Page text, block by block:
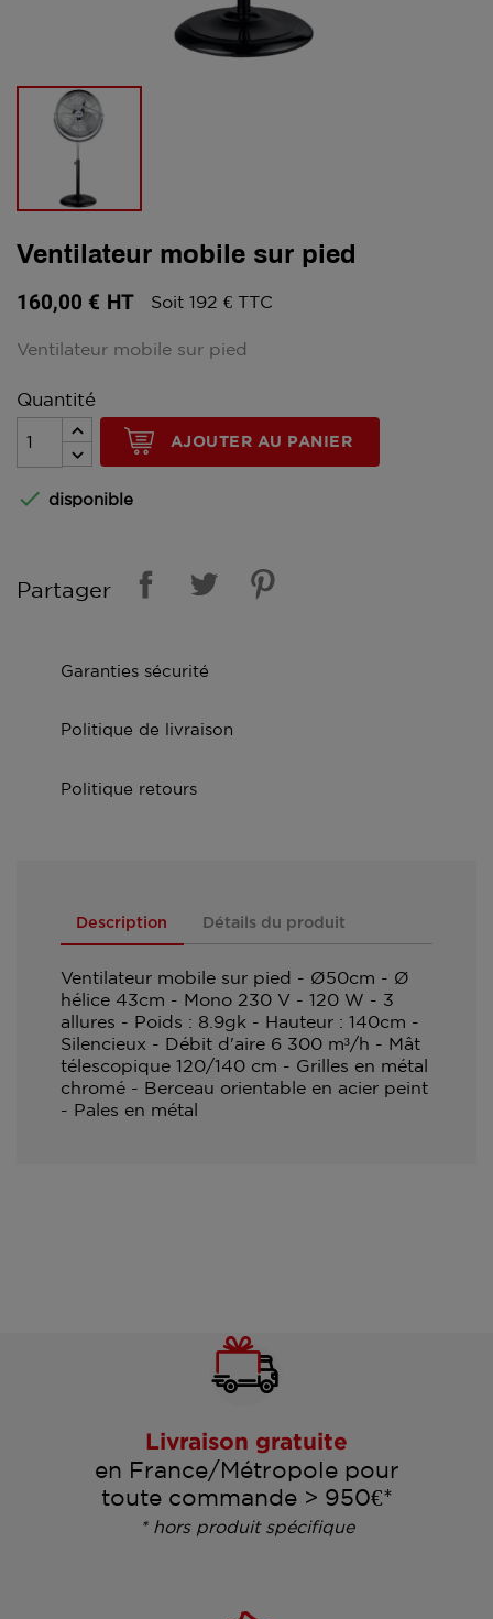
Ventilateur mobile sur pied
160,00 € HT Soit 192 € TTC
Ventilateur mobile sur pied
Quantité
AJOUTER AU PANIER
 disponible
Partager
Garanties sécurité
Politique de livraison
Politique retours
Description Détails du produit
Ventilateur mobile sur pied - Ø50cm - Ø
hélice 43cm - Mono 230 V - 120 W - 3
allures - Poids : 8.9gk - Hauteur : 140cm -
Silencieux - Débit d'aire 6 300 m³/h - Mât
télescopique 120/140 cm - Grilles en métal
chromé - Berceau orientable en acier peint
- Pales en métal
Livraison gratuite
en France/Métropole pour
toute commande > 950€*
* hors produit spécifique